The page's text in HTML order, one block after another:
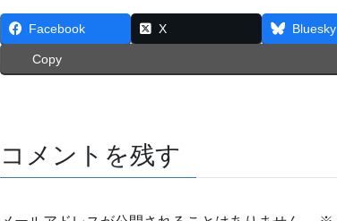
Facebook X Bluesky
Copy
コメントを残す